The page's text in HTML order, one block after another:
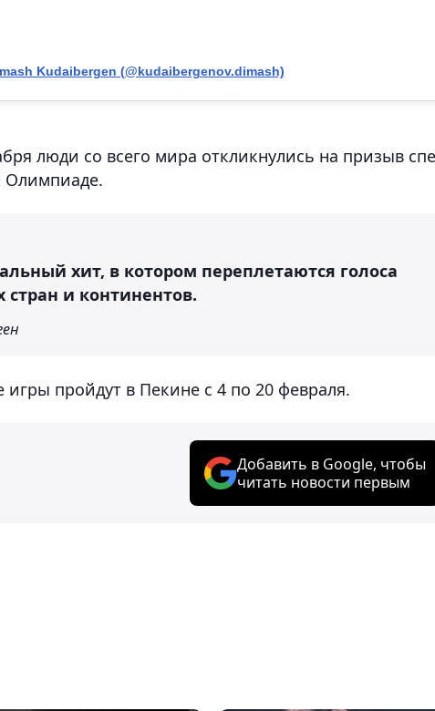
Kudaibergen (@kudaibergenov.dimash)
люди со всего мира откликнулись на призыв
Олимпиаде.
хит, в котором переплетаются голоса
стран и континентов.
пройдут в Пекине с 4 по 20 февраля.
Добавить в Google, чтобы
читать новости первым